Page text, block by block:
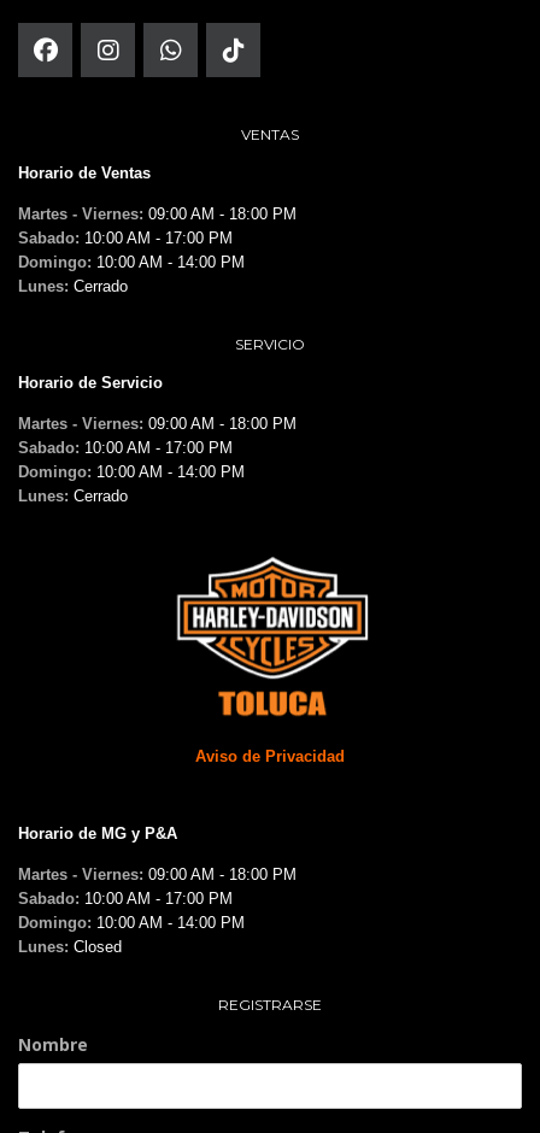
VENTAS
Horario de Ventas
Martes - Viernes: 09:00 AM - 18:00 PM
Sabado: 10:00 AM - 17:00 PM
Domingo: 10:00 AM - 14:00 PM
Lunes: Cerrado
SERVICIO
Horario de Servicio
Martes - Viernes: 09:00 AM - 18:00 PM
Sabado: 10:00 AM - 17:00 PM
Domingo: 10:00 AM - 14:00 PM
Lunes: Cerrado
Aviso de Privacidad
Horario de MG y P&A
Martes - Viernes: 09:00 AM - 18:00 PM
Sabado: 10:00 AM - 17:00 PM
Domingo: 10:00 AM - 14:00 PM
Lunes: Closed
REGISTRARSE
Nombre